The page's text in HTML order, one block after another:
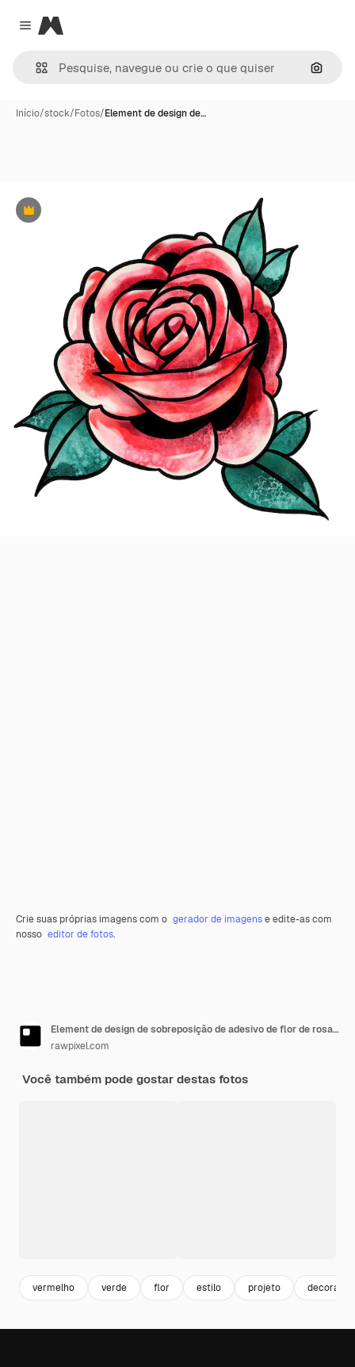
Close menu
Magnific
Início/stock/Fotos/Element de design de…
Premium
Crie suas próprias imagens com o gerador de imagense edite-as com
nosso editor de fotos.
Element de design de sobreposição de adesivo de flor de rosa vermelha aquarela
rawpixel.com
Você também pode gostar destas fotos
vermelho verde flor estilo projeto decoração